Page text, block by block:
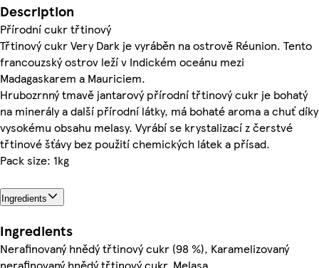
Description
Přírodní cukr třtinový
Třtinový cukr Very Dark je vyráběn na ostrově Réunion. Tento
francouzský ostrov leží v Indickém oceánu mezi
Madagaskarem a Mauriciem.
Hrubozrnný tmavě jantarový přírodní třtinový cukr je bohatý
na minerály a další přírodní látky, má bohaté aroma a chuť díky
vysokému obsahu melasy. Vyrábí se krystalizací z čerstvé
třtinové šťávy bez použití chemických látek a přísad.
Pack size: 1kg
Ingredients
Ingredients
Nerafinovaný hnědý třtinový cukr (98 %), Karamelizovaný
nerafinovaný hnědý třtinový cukr, Melasa